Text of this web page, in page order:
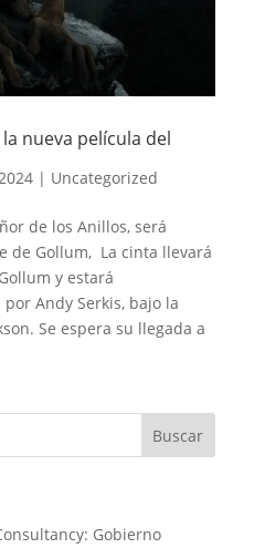
nueva película del
| Uncategorized
de los Anillos, será
de Gollum, La cinta llevará
y estará
Andy Serkis, bajo la
Se espera su llegada a
Gobierno